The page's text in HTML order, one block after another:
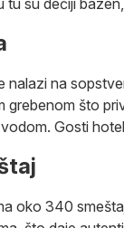
tu su dečiji
nalazi na
grebenom što
Gosti
oko 340